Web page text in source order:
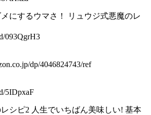
メにするウマさ！ リュウジ式悪魔のレ
093QgrH3
dp/4046824743/ref
5IDpxaF
レシピ2 人生でいちばん美味しい! 基本